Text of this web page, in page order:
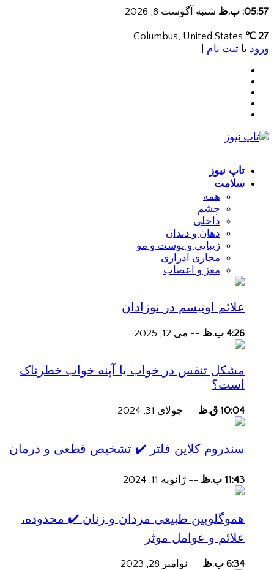
05:57: ب.ظ شنبه آگوست 8, 2026
27 ℃
ورود یا ثبت نام
تاپ نیوز
سلامت
همه
چشم
داخلی
دهان و دندان
زیبایی و پوست و مو
مجاری ادراری
مغز و اعصاب
علائم اوتیسم در نوزادان
4:26 ب.ظ -- می 12, 2025
مشکل تنفس در خواب یا آپنه خواب خطرناک
است؟
10:04 ق.ظ -- جولای 31, 2024
سندروم کلاین فلتر ✔️ تشخیص قطعی و درمان
11:43 ب.ظ -- ژانویه 11, 2024
هموگلوبین طبیعی مردان و زنان ✔️ محدوده،
علائم و عوامل موثر
6:34 ب.ظ -- نوامبر 28, 2023